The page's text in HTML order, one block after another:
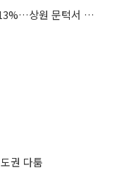
美 클래리티 법안 연내 통과 가능성 13%…상원 문턱서 제동
권 다툼